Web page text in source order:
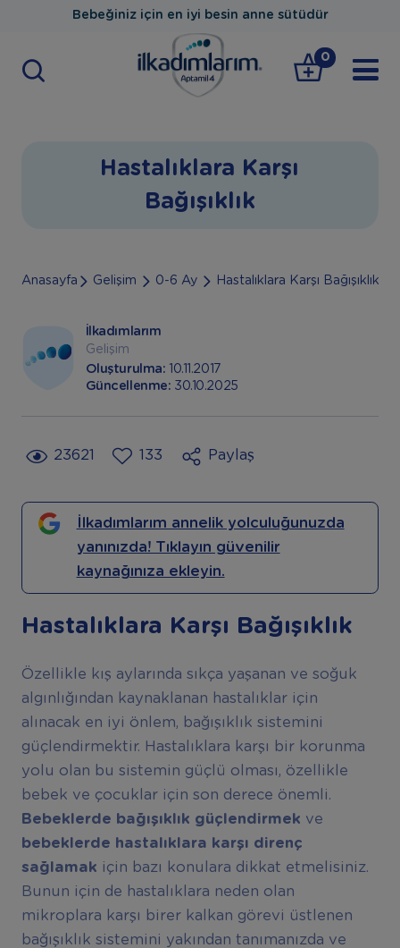
Bebeğiniz için en iyi besin anne sütüdür
0
Hastalıklara Karşı
Bağışıklık
Anasayfa Gelişim 0-6 Ay Hastalıklara Karşı Bağışıklık
İlkadımlarım
Gelişim
Oluşturulma:
10.11.2017
Güncellenme: 30.10.2025
23621 133 Paylaş
İlkadımlarım annelik yolculuğunuzda
yanınızda! Tıklayın güvenilir
kaynağınıza ekleyin.
Hastalıklara Karşı Bağışıklık
Özellikle kış aylarında sıkça yaşanan ve soğuk
algınlığından kaynaklanan hastalıklar için
alınacak en iyi önlem, bağışıklık sistemini
güçlendirmektir. Hastalıklara karşı bir korunma
yolu olan bu sistemin güçlü olması, özellikle
bebek ve çocuklar için son derece önemli.
Bebeklerde bağışıklık güçlendirmek ve
bebeklerde hastalıklara karşı direnç
sağlamak için bazı konulara dikkat etmelisiniz.
Bunun için de hastalıklara neden olan
mikroplara karşı birer kalkan görevi üstlenen
bağışıklık sistemini yakından tanımanızda ve